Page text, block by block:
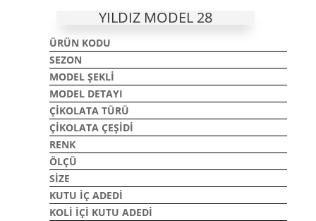
YILDIZ MODEL 28
ÜRÜN KODU
SEZON
MODEL ŞEKLI
MODEL DETAYI
ÇIKOLATA TÜRÜ
ÇIKOLATA ÇEŞIDI
RENK
ÖLÇÜ
SIZE
KUTU İÇ ADEDI
KOLI İÇI KUTU ADEDI